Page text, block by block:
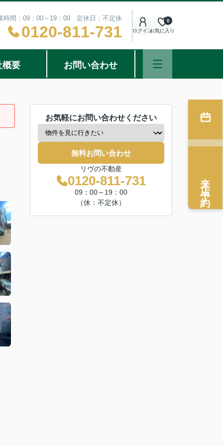
時間：09：00～19：00 定休日：不定休
0120-811-731 ログインお気に入り
0
概要 お問い合わせ
お気軽にお問い合わせください
無料お問い合わせ
リヴの不動産
0120-811-731
09：00～19：00
（休：不定休）
来店予約